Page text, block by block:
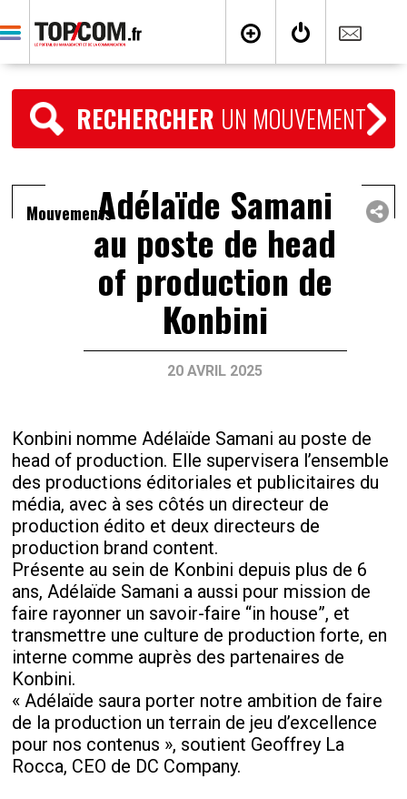
RECHERCHER UN MOUVEMENT
MouvementsAdélaïde Samani
au poste de head
of production de
Konbini
20 AVRIL 2025
Konbini nomme Adélaïde Samani au poste de
head of production. Elle supervisera l’ensemble
des productions éditoriales et publicitaires du
média, avec à ses côtés un directeur de
production édito et deux directeurs de
production brand content.
Présente au sein de Konbini depuis plus de 6
ans, Adélaïde Samani a aussi pour mission de
faire rayonner un savoir-faire “in house”, et
transmettre une culture de production forte, en
interne comme auprès des partenaires de
Konbini.
« Adélaïde saura porter notre ambition de faire
de la production un terrain de jeu d’excellence
pour nos contenus », soutient Geoffrey La
Rocca, CEO de DC Company.